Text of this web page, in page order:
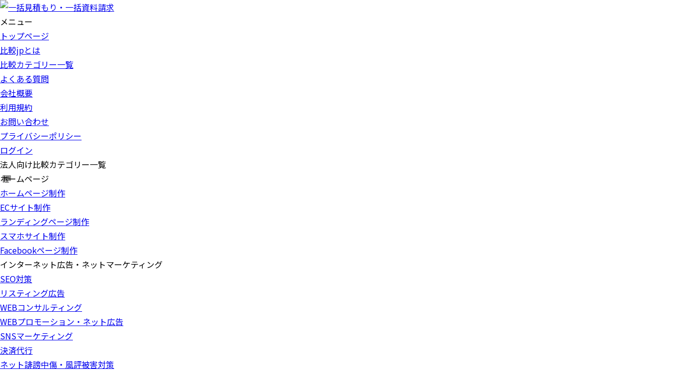
メニュー
トップページ
比較jpとは
比較カテゴリー一覧
よくある質問
会社概要
利用規約
お問い合わせ
プライバシーポリシー
ログイン
法人向け比較カテゴリー一覧
ホームページ
ホームページ制作
ECサイト制作
ランディングページ制作
スマホサイト制作
Facebookページ制作
インターネット広告・ネットマーケティング
SEO対策
リスティング広告
WEBコンサルティング
WEBプロモーション・ネット広告
SNSマーケティング
決済代行
ネット誹謗中傷・風評被害対策